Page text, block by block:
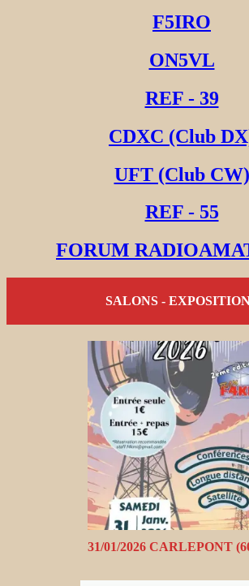
F5IRO
ON5VL
REF - 39
CDXC (Club
UFT (Club CW)
REF - 55
FORUM
SALONS -
31/01/2026 CARLEPONT